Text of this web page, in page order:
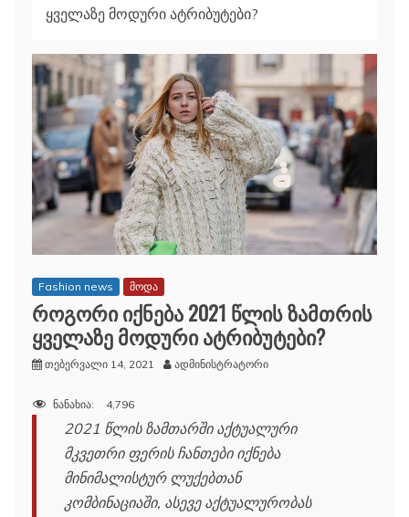
ყველაზე მოდური ატრიბუტები?
Fashion news მოდა
როგორი იქნება 2021 წლის ზამთრის
ყველაზე მოდური ატრიბუტები?
თებერვალი 14, 2021 ადმინისტრატორი
ნანახია: 4,796
2021 წლის ზამთარში აქტუალური
მკვეთრი ფერის ჩანთები იქნება
მინიმალისტურ ლუქებთან
კომბინაციაში, ასევე აქტუალურობას